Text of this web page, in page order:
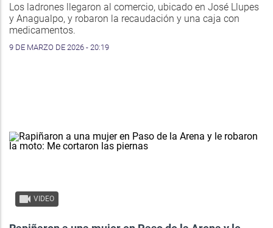
Los ladrones llegaron al comercio, ubicado en José Llupes
y Anagualpo, y robaron la recaudación y una caja con
medicamentos.
9 DE MARZO DE 2026 - 20:19
VIDEO